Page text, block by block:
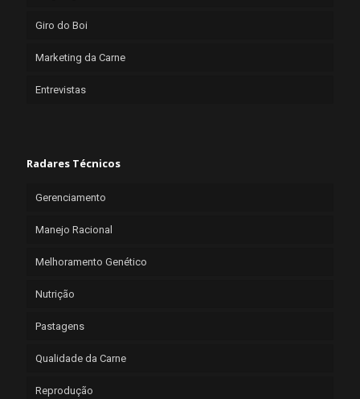
Giro do Boi
Marketing da Carne
Entrevistas
Radares Técnicos
Gerenciamento
Manejo Racional
Melhoramento Genético
Nutrição
Pastagens
Qualidade da Carne
Reprodução